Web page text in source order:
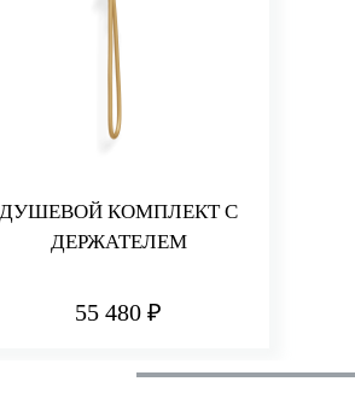
ДУШЕВОЙ КОМПЛЕКТ С
ДЕРЖАТЕЛЕМ
55 480 ₽